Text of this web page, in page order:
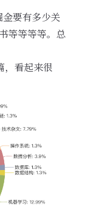
要有多少关
等等等等。总
，看起来很